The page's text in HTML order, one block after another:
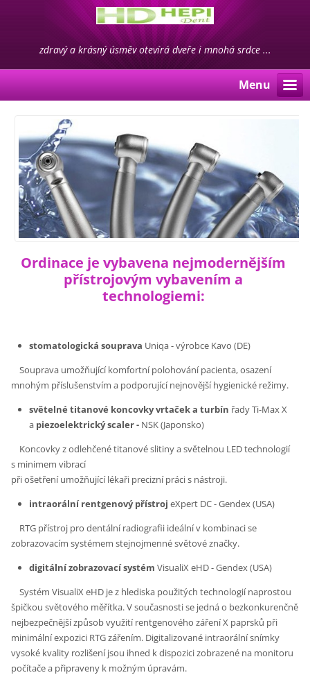
zdravý a krásný úsměv otevírá dveře i mnohá srdce ...
Menu
Ordinace je vybavena nejmodernějším
přístrojovým vybavením a
technologiemi:
stomatologická souprava Uniqa - výrobce Kavo (DE)
Souprava umožňující komfortní polohování pacienta, osazení
mnohým příslušenstvím a podporující nejnovější hygienické režimy.
světelné titanové koncovky vrtačeka turbín řady Ti-Max X
a piezoelektrickýscaler - NSK (Japonsko)
Koncovky z odlehčené titanové slitiny a světelnou LED technologií
s minimem vibrací
při ošetření umožňující lékaři precizní práci s nástroji.
intraorální rentgenový přístrojeXpert DC - Gendex (USA)
RTG přístroj pro dentální radiografii ideální v kombinaci se
zobrazovacím systémem stejnojmenné světové značky.
digitální zobrazovací systém VisualiX eHD - Gendex (USA)
Systém VisualiX eHD je z hlediska použitých technologií naprostou
špičkou světového měřítka. V současnosti se jedná o bezkonkurenčně
nejbezpečnější způsob využití rentgenového záření X paprsků při
minimální expozici RTG zářením. Digitalizované intraorální snímky
vysoké kvality rozlišení jsou ihned k dispozici zobrazené na monitoru
počítače a připraveny k možným úpravám.